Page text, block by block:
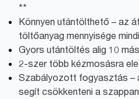
**
Könnyen utántölthető – az
töltőanyag mennyisége
Gyors utántöltés alig 10
2-szer több kézmosásra
Szabályozott fogyasztás –
segít csökkenteni a